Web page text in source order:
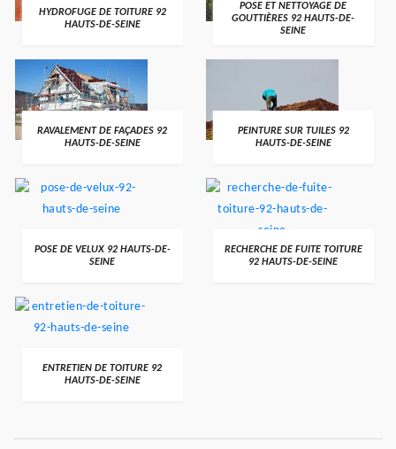
HYDROFUGE DE TOITURE 92
HAUTS-DE-SEINE
POSE ET NETTOYAGE DE
GOUTTIÈRES 92 HAUTS-DE-
SEINE
RAVALEMENT DE FAÇADES 92
HAUTS-DE-SEINE
PEINTURE SUR TUILES 92
HAUTS-DE-SEINE
POSE DE VELUX 92 HAUTS-DE-
SEINE
RECHERCHE DE FUITE TOITURE
92 HAUTS-DE-SEINE
ENTRETIEN DE TOITURE 92
HAUTS-DE-SEINE